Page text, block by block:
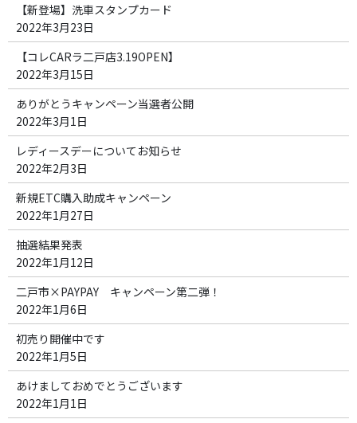
【新登場】洗車スタンプカード
2022年3月23日
【コレCARラ二戸店3.19OPEN】
2022年3月15日
ありがとうキャンペーン当選者公開
2022年3月1日
レディースデーについてお知らせ
2022年2月3日
新規ETC購入助成キャンペーン
2022年1月27日
抽選結果発表
2022年1月12日
二戸市×PAYPAY キャンペーン第二弾！
2022年1月6日
初売り開催中です
2022年1月5日
あけましておめでとうございます
2022年1月1日